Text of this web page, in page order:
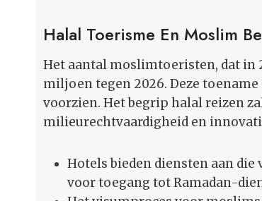
Halal Toerisme En Moslim
Het aantal moslimtoeristen, dat in
miljoen tegen 2026. Deze
voorzien. Het begrip halal reizen
milieurechtvaardigheid en
Hotels bieden diensten aan
voor toegang tot Ramadan-